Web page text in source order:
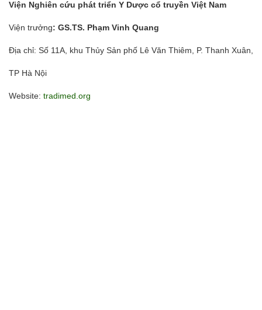
Viện Nghiên cứu phát triển Y Dược cổ truyền Việt Nam
Viện trưởng: GS.TS. Phạm Vinh Quang
Địa chỉ: Số 11A, khu Thủy Sản phố Lê Văn Thiêm, P. Thanh Xuân,
TP Hà Nội
Website: tradimed.org